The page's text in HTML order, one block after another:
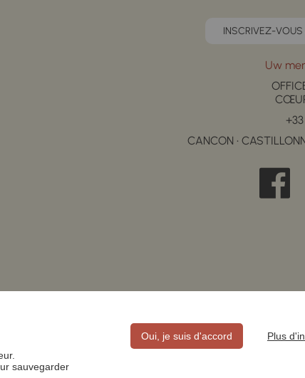
INSCRIVEZ-VOUS
Uw
CANCON •
sauvegarder
Oui, je suis d'accord Plus